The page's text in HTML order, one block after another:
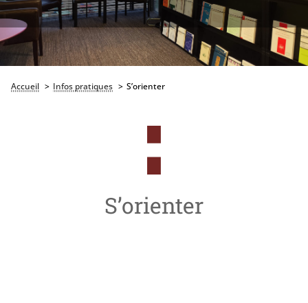
Accueil Infos pratiques S’orienter
S’orienter